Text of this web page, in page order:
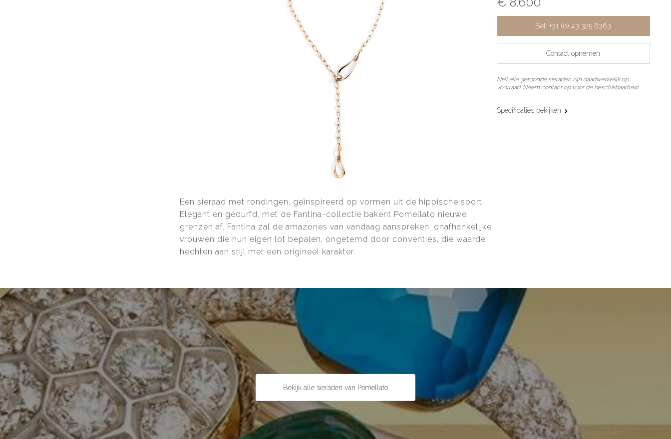
Bel: +31 (0) 43 325 6363
Contact opnemen
Niet alle getoonde sieraden zijn daadwerkelijk op
voorraad. Neem contact op voor de beschikbaarheid.
Specificaties bekijken
Een sieraad met rondingen, geïnspireerd op vormen uit de hippische sport.
Elegant en gedurfd, met de Fantina-collectie bakent Pomellato nieuwe
grenzen af. Fantina zal de amazones van vandaag aanspreken, onafhankelijke
vrouwen die hun eigen lot bepalen, ongetemd door conventies, die waarde
hechten aan stijl met een origineel karakter.
Bekijk alle sieraden van Pomellato